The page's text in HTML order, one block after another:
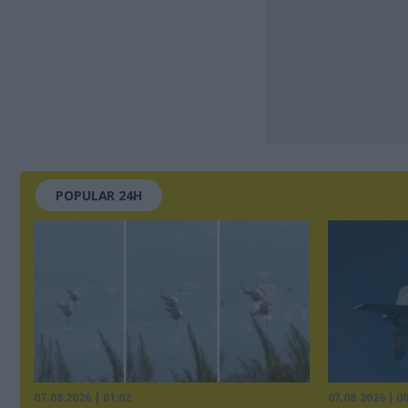
POPULAR 24H
07.08.2026 | 01:02 07.08.2026 |